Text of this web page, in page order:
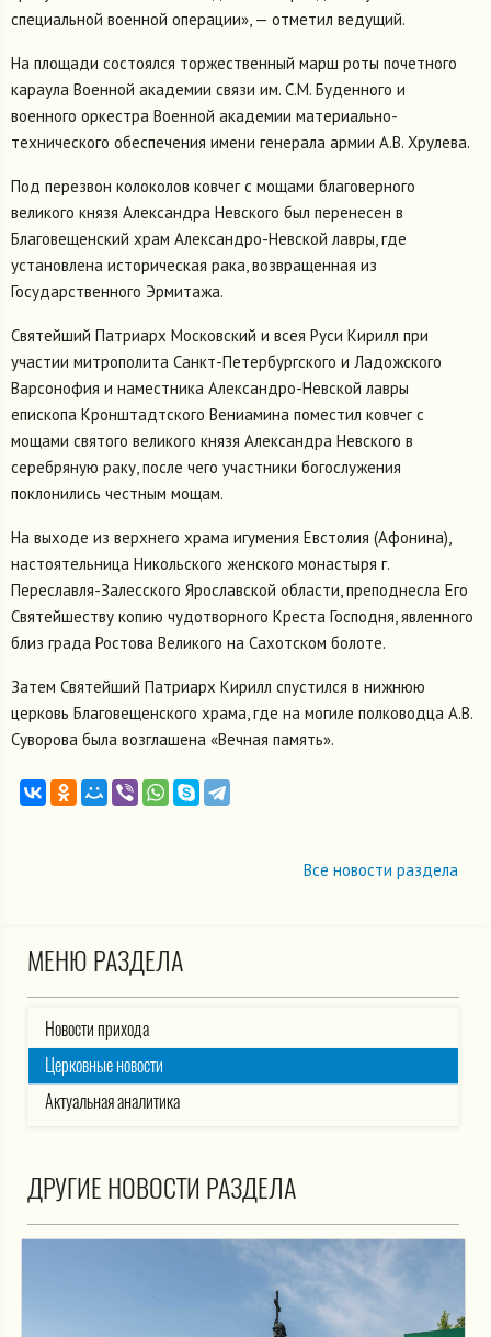
специальной военной операции», — отметил ведущий.
На площади состоялся торжественный марш роты почетного
караула Военной академии связи им. С.М. Буденного и
военного оркестра Военной академии материально-
технического обеспечения имени генерала армии А.В. Хрулева.
Под перезвон колоколов ковчег с мощами благоверного
великого князя Александра Невского был перенесен в
Благовещенский храм Александро-Невской лавры, где
установлена историческая рака, возвращенная из
Государственного Эрмитажа.
Святейший Патриарх Московский и всея Руси Кирилл при
участии митрополита Санкт-Петербургского и Ладожского
Варсонофия и наместника Александро-Невской лавры
епископа Кронштадтского Вениамина поместил ковчег с
мощами святого великого князя Александра Невского в
серебряную раку, после чего участники богослужения
поклонились честным мощам.
На выходе из верхнего храма игумения Евстолия (Афонина),
настоятельница Никольского женского монастыря г.
Переславля-Залесского Ярославской области, преподнесла Его
Святейшеству копию чудотворного Креста Господня, явленного
близ града Ростова Великого на Сахотском болоте.
Затем Святейший Патриарх Кирилл спустился в нижнюю
церковь Благовещенского храма, где на могиле полководца А.В.
Суворова была возглашена «Вечная память».
Все новости раздела
МЕНЮ РАЗДЕЛА
Новости прихода
Церковные новости
Актуальная аналитика
ДРУГИЕ НОВОСТИ РАЗДЕЛА